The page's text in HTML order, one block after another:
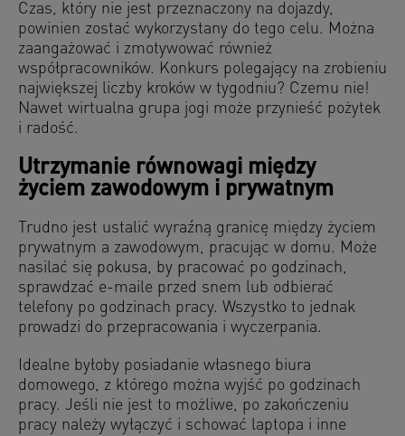
Czas, który nie jest przeznaczony na dojazdy,
powinien zostać wykorzystany do tego celu. Można
zaangażować i zmotywować również
współpracowników. Konkurs polegający na zrobieniu
największej liczby kroków w tygodniu? Czemu nie!
Nawet wirtualna grupa jogi może przynieść pożytek
i radość.
Utrzymanie równowagi między
życiem zawodowym i prywatnym
Trudno jest ustalić wyraźną granicę między życiem
prywatnym a zawodowym, pracując w domu. Może
nasilać się pokusa, by pracować po godzinach,
sprawdzać e-maile przed snem lub odbierać
telefony po godzinach pracy. Wszystko to jednak
prowadzi do przepracowania i wyczerpania.
Idealne byłoby posiadanie własnego biura
domowego, z którego można wyjść po godzinach
pracy. Jeśli nie jest to możliwe, po zakończeniu
pracy należy wyłączyć i schować laptopa i inne